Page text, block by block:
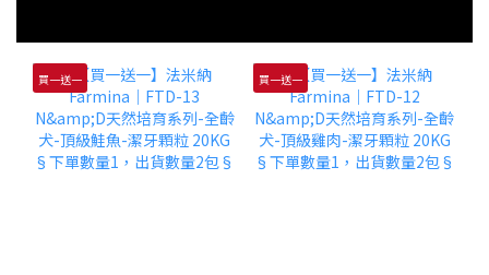
買一送一 買一送一